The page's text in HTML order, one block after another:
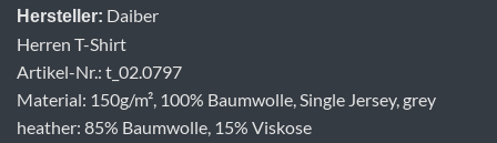
Hersteller: Daiber
Herren T-Shirt
Artikel-Nr.: t_02.0797
Material: 150g/m², 100% Baumwolle, Single Jersey, grey
heather: 85% Baumwolle, 15% Viskose